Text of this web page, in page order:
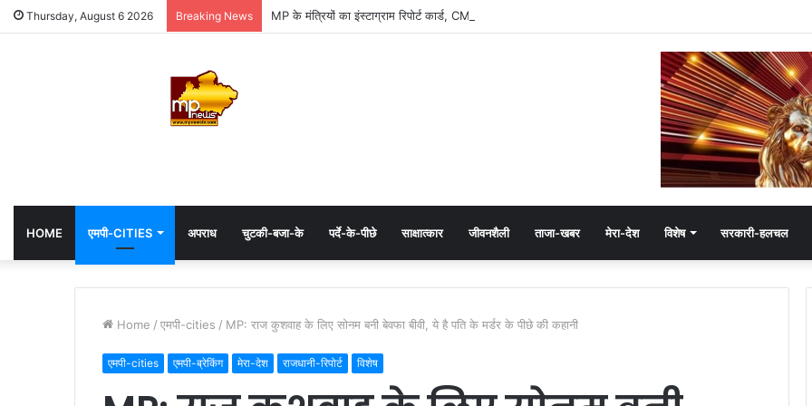
Thursday, August 6 2026 Breaking News MP के मंत्रियों का इंस्टाग्राम रिपोर्ट कार्ड, CM मोहन यादव के इतने फॉलोअर्स
HOME एमपी-CITIES अपराध चुटकी-बजा-के पर्दे-के-पीछे साक्षात्कार जीवनशैली ताजा-खबर मेरा-देश विशेष सरकारी-हलचल
Home / एमपी-cities / MP: राज कुशवाह के लिए सोनम बनी बेवफा बीवी, ये है पति के मर्डर के पीछे की कहानी
एमपी-cities एमपी-ब्रेकिंग मेरा-देश राजधानी-रिपोर्ट विशेष